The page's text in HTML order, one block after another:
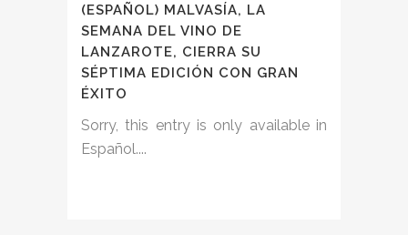
(ESPAÑOL) MALVASÍA, LA
SEMANA DEL VINO DE
LANZAROTE, CIERRA SU
SÉPTIMA EDICIÓN CON GRAN
ÉXITO
Sorry, this entry is only available in
Español....